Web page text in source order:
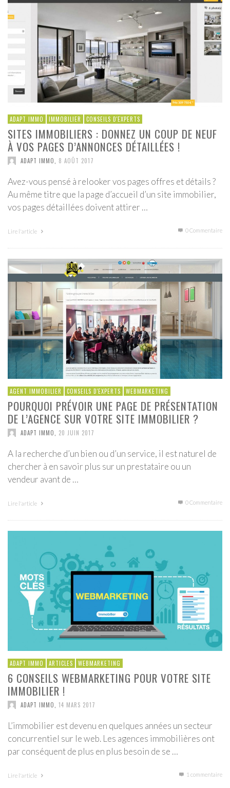
ADAPT IMMO IMMOBILIER CONSEILS D'EXPERTS
SITES IMMOBILIERS : DONNEZ UN COUP DE NEUF
À VOS PAGES D’ANNONCES DÉTAILLÉES !
ADAPT IMMO 8 AOÛT 2017
Avez-vous pensé à relooker vos pages offres et détails ?
Au même titre que la page d’accueil d’un site immobilier,
vos pages détaillées doivent attirer …
Lire l'article 0 Commentaire
AGENT IMMOBILIER CONSEILS D'EXPERTS WEBMARKETING
POURQUOI PRÉVOIR UNE PAGE DE PRÉSENTATION
DE L’AGENCE SUR VOTRE SITE IMMOBILIER ?
ADAPT IMMO 20 JUIN 2017
A la recherche d’un bien ou d’un service, il est naturel de
chercher à en savoir plus sur un prestataire ou un
vendeur avant de …
Lire l'article 0 Commentaire
ADAPT IMMO ARTICLES WEBMARKETING
6 CONSEILS WEBMARKETING POUR VOTRE SITE
IMMOBILIER !
ADAPT IMMO 14 MARS 2017
L’immobilier est devenu en quelques années un secteur
concurrentiel sur le web. Les agences immobilières ont
par conséquent de plus en plus besoin de se …
Lire l'article 1 commentaire